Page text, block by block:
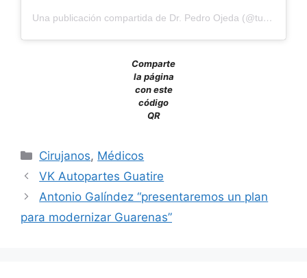
Una publicación compartida de Dr. Pedro Ojeda (@tucirujanoojeda)
Comparte
la página
con este
código
QR
Cirujanos, Médicos
VK Autopartes Guatire
Antonio Galíndez “presentaremos un plan
para modernizar Guarenas”